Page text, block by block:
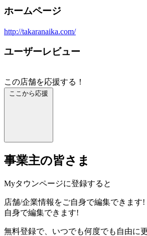
ホームページ
http://takaranaika.com/
ユーザーレビュー
この店舗を応援する！
ここから応援
事業主の皆さま
Myタウンページに登録すると
店舗/企業情報をご自身で編集できます!
自身で編集できます!
無料登録で、いつでも何度でも自由に